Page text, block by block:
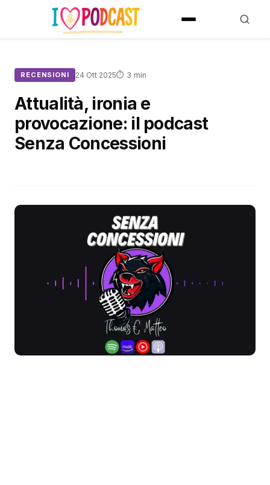
RECENSIONI 24 Ott 2025⏱ 3 min
Attualità, ironia e
provocazione: il podcast
Senza Concessioni